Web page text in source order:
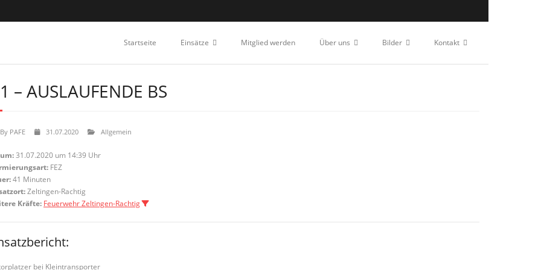
Startseite Einsätze Mitglied werden Über uns Bilder Kontakt
– AUSLAUFENDE BS
By PAFE 31.07.2020 Allgemein
31.07.2020 um 14:39 Uhr
FEZ
41 Minuten
Zeltingen-Rachtig
Kräfte: Feuerwehr Zeltingen-Rachtig
bei Kleintransporter